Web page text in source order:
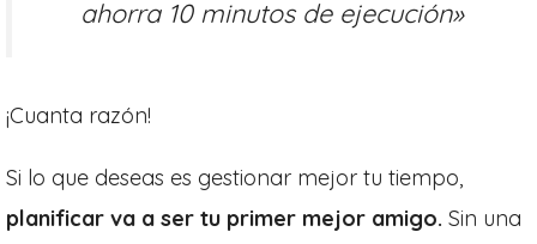
ahorra 10 minutos de ejecución»
¡Cuanta razón!
Si lo que deseas es gestionar mejor tu tiempo,
planificar va a ser tu primer mejor amigo. Sin una